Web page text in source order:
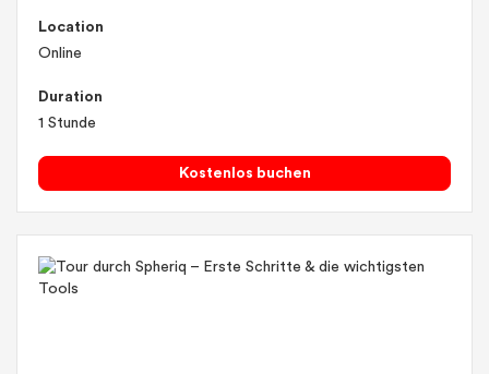
Location
Online
Duration
1 Stunde
Kostenlos buchen